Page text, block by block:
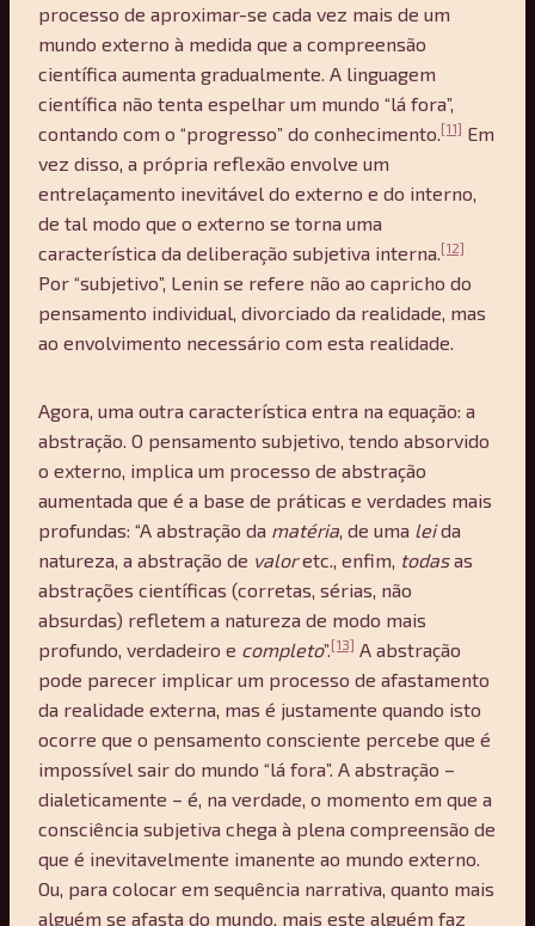
processo de aproximar-se cada vez mais de um
mundo externo à medida que a compreensão
científica aumenta gradualmente. A linguagem
científica não tenta espelhar um mundo “lá fora”,
contando com o “progresso” do conhecimento. [11] Em
vez disso, a própria reflexão envolve um
entrelaçamento inevitável do externo e do interno,
de tal modo que o externo se torna uma
característica da deliberação subjetiva interna. [12]
Por “subjetivo”, Lenin se refere não ao capricho do
pensamento individual, divorciado da realidade, mas
ao envolvimento necessário com esta realidade.
Agora, uma outra característica entra na equação: a
abstração. O pensamento subjetivo, tendo absorvido
o externo, implica um processo de abstração
aumentada que é a base de práticas e verdades mais
profundas: “A abstração da matéria , de uma leida
natureza, a abstração de valoretc., enfim, todasas
abstrações científicas (corretas, sérias, não
absurdas) refletem a natureza de modo mais
profundo, verdadeiro e completo”. [13] A abstração
pode parecer implicar um processo de afastamento
da realidade externa, mas é justamente quando isto
ocorre que o pensamento consciente percebe que é
impossível sair do mundo “lá fora”. A abstração –
dialeticamente – é, na verdade, o momento em que a
consciência subjetiva chega à plena compreensão de
que é inevitavelmente imanente ao mundo externo.
Ou, para colocar em sequência narrativa, quanto mais
alguém se afasta do mundo, mais este alguém faz